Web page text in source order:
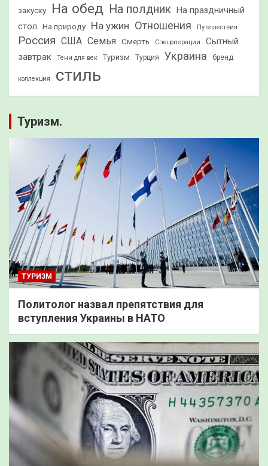
закуску На обед На полдник
На праздничный
стол
На природу На ужин Отношения Путешествия
Россия США Семья Смерть Спецоперации
Сытный
завтрак
Тени для век Туризм Турция Украина бренд
коллекция стиль
Туризм.
ТУРИЗМ
Политолог назвал препятствия для
вступления Украины в НАТО